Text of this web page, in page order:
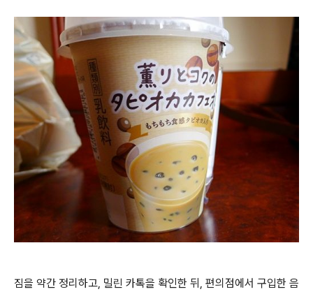
짐을 약간 정리하고, 밀린 카톡을 확인한 뒤, 편의점에서 구입한 음